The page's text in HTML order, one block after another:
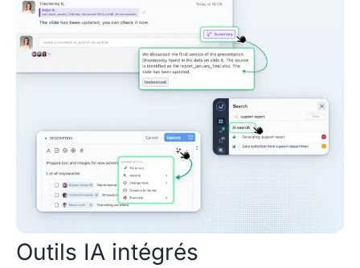
Outils IA intégrés